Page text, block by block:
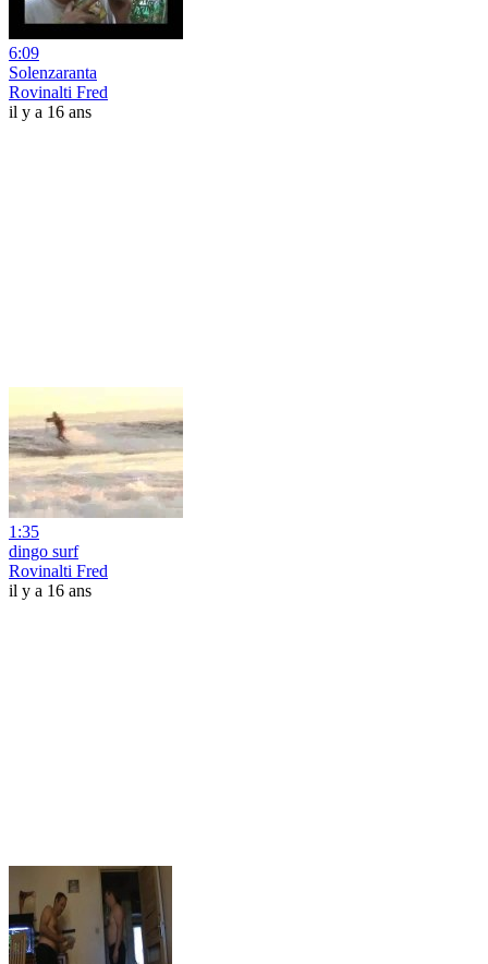
6:09
Solenzaranta
Rovinalti Fred
il y a 16 ans
1:35
dingo surf
Rovinalti Fred
il y a 16 ans